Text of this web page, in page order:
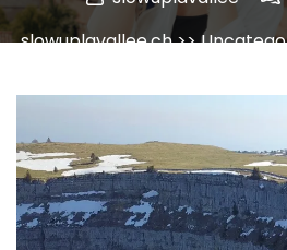
slowuplavallee.ch>>